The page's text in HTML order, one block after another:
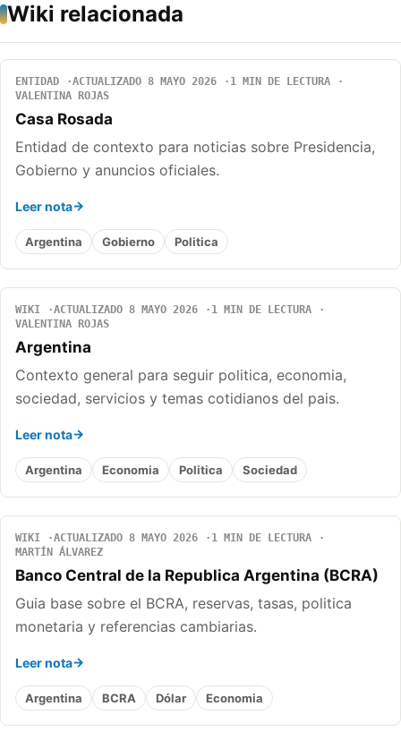
Wiki relacionada
ENTIDAD ACTUALIZADO 8 MAYO 2026
1 MIN DE LECTURA
VALENTINA ROJAS
Casa Rosada
Entidad de contexto para noticias sobre Presidencia,
Gobierno y anuncios oficiales.
Leer nota
Argentina Gobierno Politica
WIKI ACTUALIZADO 8 MAYO 2026
1 MIN DE LECTURA
VALENTINA ROJAS
Argentina
Contexto general para seguir politica, economia,
sociedad, servicios y temas cotidianos del pais.
Leer nota
Argentina Economia Politica Sociedad
WIKI ACTUALIZADO 8 MAYO 2026
1 MIN DE LECTURA
MARTÍN ÁLVAREZ
Banco Central de la Republica Argentina (BCRA)
Guia base sobre el BCRA, reservas, tasas, politica
monetaria y referencias cambiarias.
Leer nota
Argentina BCRA Dólar Economia